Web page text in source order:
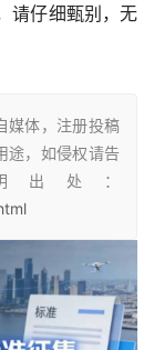
请仔细甄别，无
媒体，注册投稿
途，如侵权请告
出处：